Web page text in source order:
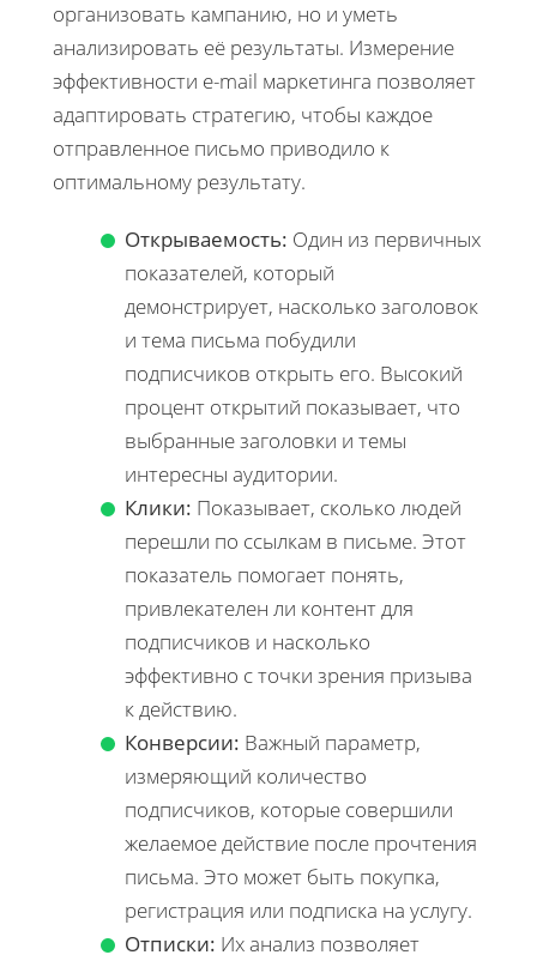
организовать кампанию, но и уметь
анализировать её результаты. Измерение
эффективности e-mail маркетинга позволяет
адаптировать стратегию, чтобы каждое
отправленное письмо приводило к
оптимальному результату.
Открываемость: Один из первичных
показателей, который
демонстрирует, насколько заголовок
и тема письма побудили
подписчиков открыть его. Высокий
процент открытий показывает, что
выбранные заголовки и темы
интересны аудитории.
Клики: Показывает, сколько людей
перешли по ссылкам в письме. Этот
показатель помогает понять,
привлекателен ли контент для
подписчиков и насколько
эффективно с точки зрения призыва
к действию.
Конверсии: Важный параметр,
измеряющий количество
подписчиков, которые совершили
желаемое действие после прочтения
письма. Это может быть покупка,
регистрация или подписка на услугу.
Отписки: Их анализ позволяет